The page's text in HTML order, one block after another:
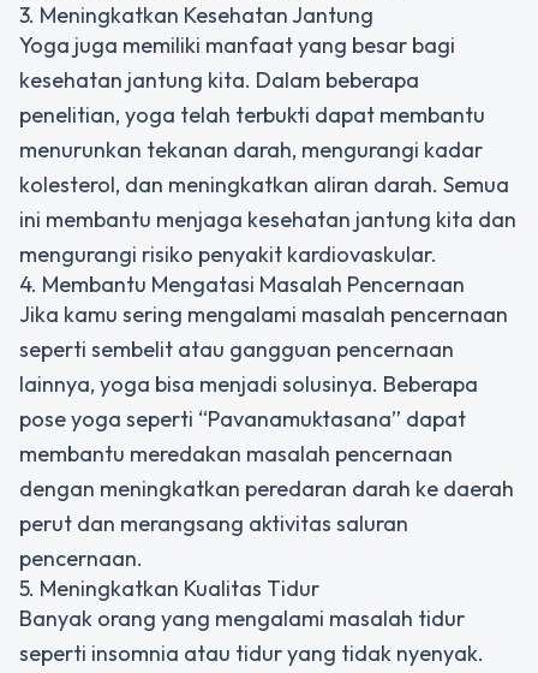
3. Meningkatkan Kesehatan Jantung
Yoga juga memiliki manfaat yang besar bagi
kesehatan jantung kita. Dalam beberapa
penelitian, yoga telah terbukti dapat membantu
menurunkan tekanan darah, mengurangi kadar
kolesterol, dan meningkatkan aliran darah. Semua
ini membantu menjaga kesehatan jantung kita dan
mengurangi risiko penyakit kardiovaskular.
4. Membantu Mengatasi Masalah Pencernaan
Jika kamu sering mengalami masalah pencernaan
seperti sembelit atau gangguan pencernaan
lainnya, yoga bisa menjadi solusinya. Beberapa
pose yoga seperti “Pavanamuktasana” dapat
membantu meredakan masalah pencernaan
dengan meningkatkan peredaran darah ke daerah
perut dan merangsang aktivitas saluran
pencernaan.
5. Meningkatkan Kualitas Tidur
Banyak orang yang mengalami masalah tidur
seperti insomnia atau tidur yang tidak nyenyak.